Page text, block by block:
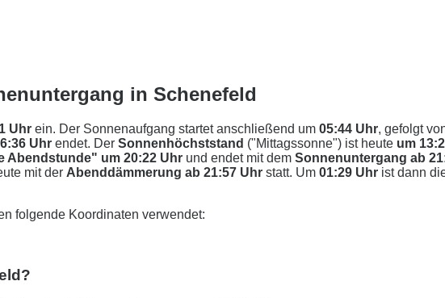
in Schenefeld
Uhr ein. Der Sonnenaufgang startet anschließend um 05:44 Uhr, gefolgt
Uhr endet. Der Sonnenhöchststand ("Mittagssonne") ist heute um
Abendstunde" um 20:22 Uhr und endet mit dem Sonnenuntergang ab
mit der Abenddämmerung ab 21:57 Uhr statt. Um 01:29 Uhr ist dann
folgende Koordinaten verwendet: